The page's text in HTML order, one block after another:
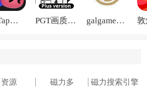
面 设计
，让你能一目了然所有的资源
到自己需要的内容。
地获取最新的资料。
TapTap国际版2026 PGT画质助手旧版 galgame游戏盒子2026
资源 磁力多 磁力搜索引擎